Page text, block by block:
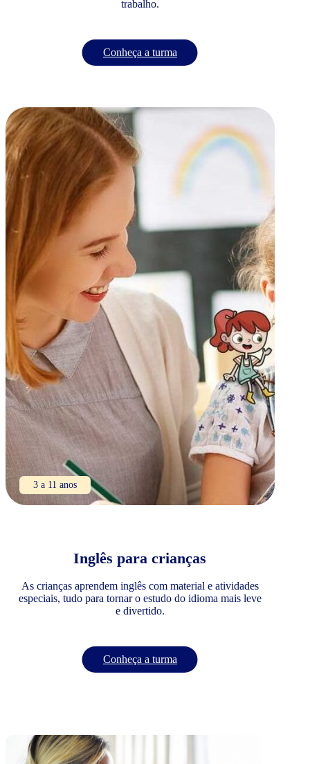
trabalho.
Conheça a turma
3 a 11 anos
Inglês para crianças
As crianças aprendem inglês com material e atividades
especiais, tudo para tornar o estudo do idioma mais leve
e divertido.
Conheça a turma